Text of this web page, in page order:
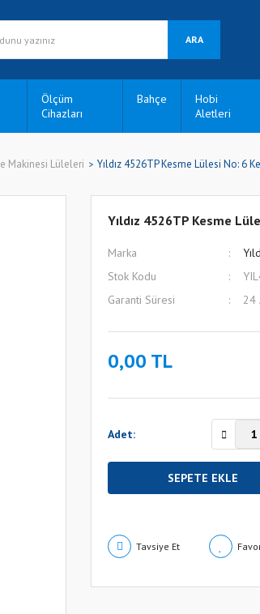
ARA
Ölçüm
Cihazları
Bahçe
Hobi
Aletleri
Makinesi Lüleleri Yıldız 4526TP Kesme Lülesi No: 6
Yıldız 4526TP Kesme
Marka
Stok Kodu
Garanti Süresi
24
0,00 TL
Adet:
SEPETE EKLE
Tavsiye Et